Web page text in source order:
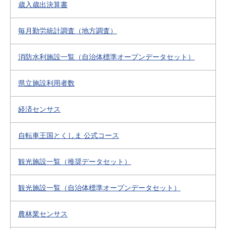
歳入歳出決算書
毎月勤労統計調査（地方調査）
消防水利施設一覧（自治体標準オープンデータセット）
県立施設利用者数
経済センサス
自転車王国とくしま 公式コース
観光施設一覧（推奨データセット）
観光施設一覧（自治体標準オープンデータセット）
農林業センサス